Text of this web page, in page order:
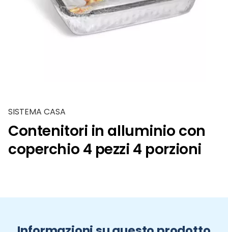
SISTEMA CASA
Contenitori in alluminio con
coperchio 4 pezzi 4 porzioni